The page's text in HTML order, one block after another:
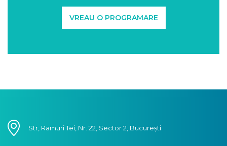
VREAU O PROGRAMARE
Str, Ramuri Tei, Nr. 22, Sector 2, București